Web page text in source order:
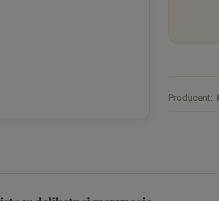
Producent: